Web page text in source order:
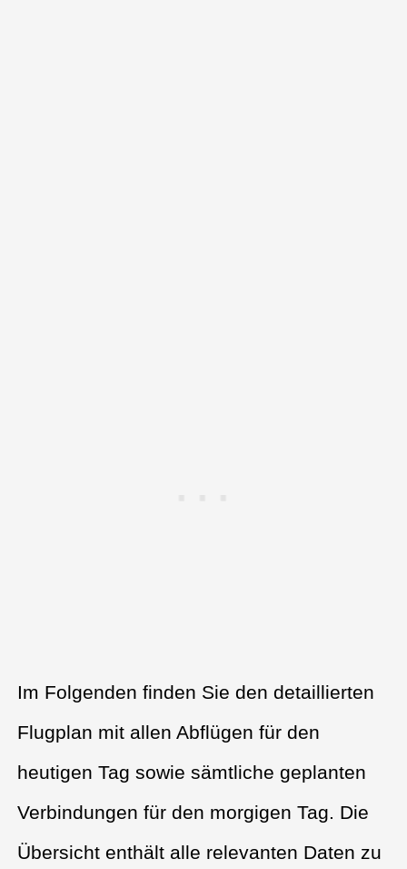
Im Folgenden finden Sie den detaillierten
Flugplan mit allen Abflügen für den
heutigen Tag sowie sämtliche geplanten
Verbindungen für den morgigen Tag. Die
Übersicht enthält alle relevanten Daten zu